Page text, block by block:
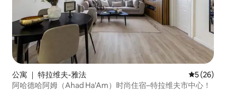
公寓 ｜ 特拉维夫-雅法 平均评分
5 (26)
阿哈德哈阿姆（Ahad Ha'Am）时尚住宿–特拉维夫市中心！